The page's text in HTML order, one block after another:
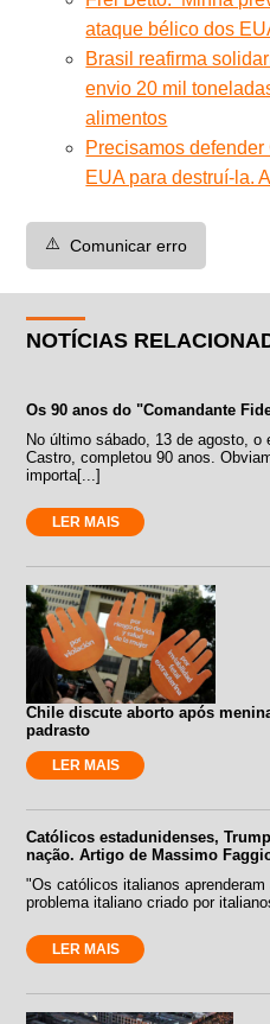
ataque bélico dos
Brasil reafirma
envio 20 mil
alimentos
Precisamos
EUA para destruí-la.
⚠️ Comunicar erro
NOTÍCIAS
Os 90 anos do "Comandante
No último sábado, 13 de agosto, o
Castro, completou 90 anos.
importa[...]
LER MAIS
Chile discute aborto após
padrasto
LER MAIS
Católicos estadunidenses,
nação. Artigo de Massimo
"Os católicos italianos
problema italiano criado por
LER MAIS